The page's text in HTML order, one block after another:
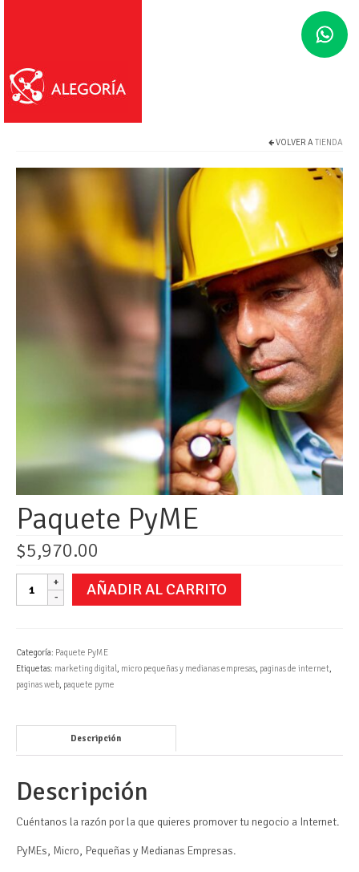
VOLVER ATIENDA
Paquete PyME
$5,970.00
Paquete
PyME
AÑADIR AL CARRITO
Categoría: Paquete PyME
Etiquetas: marketing digital, micro pequeñas y medianas empresas, paginas de internet,
paginas web, paquete pyme
Descripción
Descripción
Cuéntanos la razón por la que quieres promover tu negocio a Internet.
PyMEs, Micro, Pequeñas y Medianas Empresas.